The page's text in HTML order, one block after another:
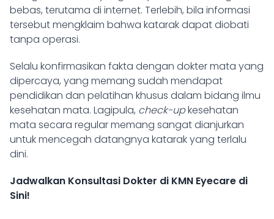
bebas, terutama di internet. Terlebih, bila informasi
tersebut mengklaim bahwa katarak dapat diobati
tanpa operasi.
Selalu konfirmasikan fakta dengan dokter mata yang
dipercaya, yang memang sudah mendapat
pendidikan dan pelatihan khusus dalam bidang ilmu
kesehatan mata. Lagipula, check-upkesehatan
mata secara regular memang sangat dianjurkan
untuk mencegah datangnya katarak yang terlalu
dini.
Jadwalkan Konsultasi Dokter di KMN Eyecare di
Sini!